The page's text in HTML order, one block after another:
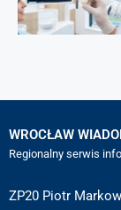
WROCŁAW
Regionalny serwis
ZP20 Piotr